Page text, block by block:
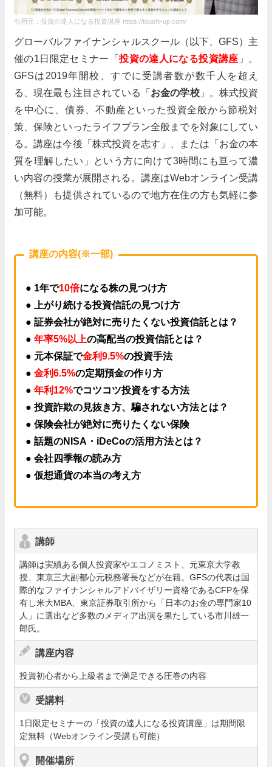
引用元：投資の達人になる投資講座 https://toushi-up.com/
グローバルファイナンシャルスクール（以下、GFS）主
催の1日限定セミナー「投資の達人になる投資講座 」。
GFSは2019年開校、すでに受講者数が数千人を超え
る、現在最も注目されている「 お金の学校」。株式投資
を中心に、債券、不動産といった投資全般から節税対
策、保険といったライフプラン全般までを対象にしてい
る。講座は今後「株式投資を志す」、または「お金の本
質を理解したい」という方に向けて3時間にも亘って濃
い内容の授業が展開される。講座はWebオンライン受講
（無料）も提供されているので地方在住の方も気軽に参
加可能。
講座の内容(※一部)
● 1年で10倍になる株の見つけ方
● 上がり続ける投資信託の見つけ方
● 証券会社が絶対に売りたくない投資信託とは？
● 年率5%以上の高配当の投資信託とは？
● 元本保証で金利9.5%の投資手法
● 金利6.5%の定期預金の作り方
● 年利12%でコツコツ投資をする方法
● 投資詐欺の見抜き方、騙されない方法とは？
● 保険会社が絶対に売りたくない保険
● 話題のNISA・iDeCoの活用方法とは？
● 会社四季報の読み方
● 仮想通貨の本当の考え方
講師
講師は実績ある個人投資家やエコノミスト、元東京大学教
授、東京三大副都心元税務署長などが在籍。GFSの代表は国
際的なファイナンシャルアドバイザリー資格であるCFPを保
有し米大MBA、東京証券取引所から「日本のお金の専門家10
人」に選出など多数のメディア出演を果たしている市川雄一
郎氏。
講座内容
投資初心者から上級者まで満足できる圧巻の内容
受講料
1日限定セミナーの「投資の達人になる投資講座」は期間限
定無料（Webオンライン受講も可能）
開催場所